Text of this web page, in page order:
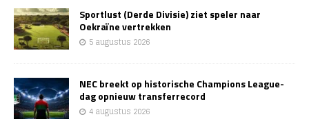
Sportlust (Derde Divisie) ziet speler naar
Oekraïne vertrekken
5 augustus 2026
NEC breekt op historische Champions League-
dag opnieuw transferrecord
4 augustus 2026